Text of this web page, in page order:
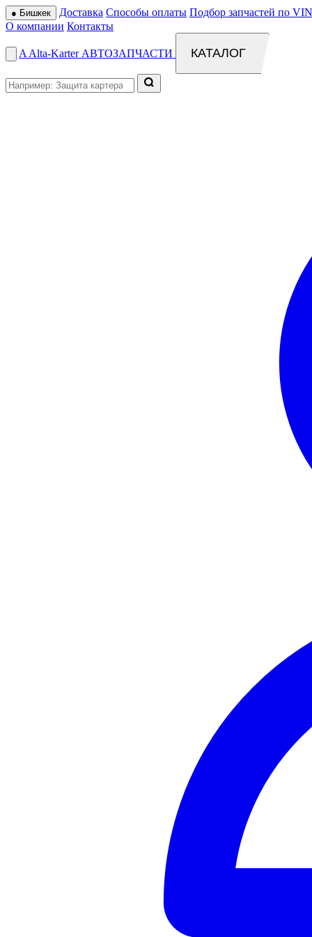
● Бишкек Доставка Способы оплаты Подбор запчастей по
О компании Контакты
A Alta-Karter АВТОЗАПЧАСТИ КАТАЛОГ